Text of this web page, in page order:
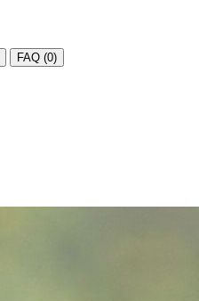
FAQ (0)